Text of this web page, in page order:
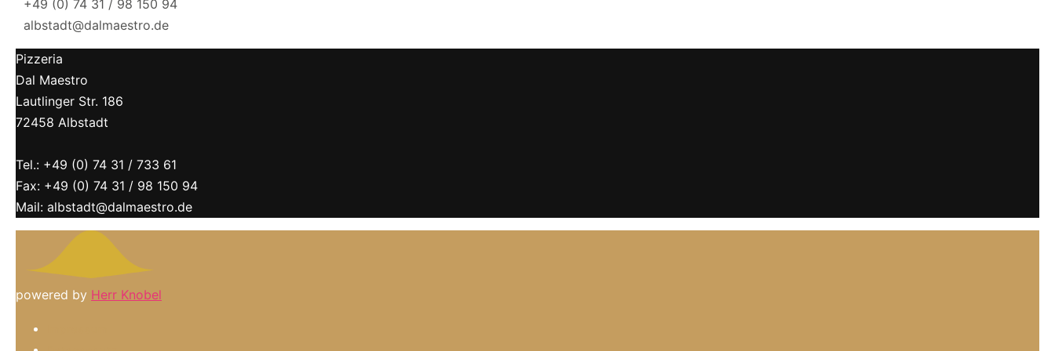
+49 (0) 74 31 / 98 150 94
albstadt@dalmaestro.de
Pizzeria
Dal Maestro
Lautlinger Str. 186
72458 Albstadt
Tel.: +49 (0) 74 31 / 733 61
Fax: +49 (0) 74 31 / 98 150 94
Mail: albstadt@dalmaestro.de
powered by Herr Knobel